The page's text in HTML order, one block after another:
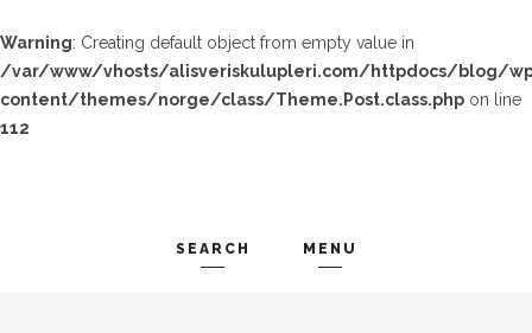
Warning: Creating default object from empty value in
/var/www/vhosts/alisveriskulupleri.com/httpdocs/blog/
content/themes/norge/class/Theme.Post.class.php on line
112
SEARCH MENU